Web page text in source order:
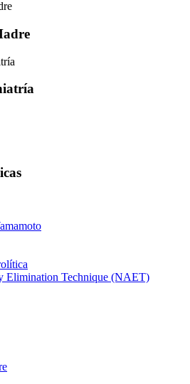
Elimination Technique (NAET)